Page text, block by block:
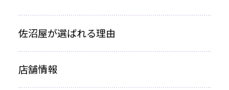
レンタルプラン
お買い上げプラン
佐沼屋が選ばれる理由
店舗情報